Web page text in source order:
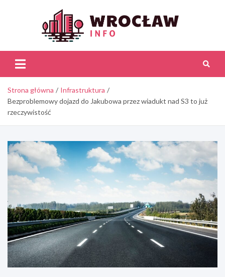
Strona główna
Infrastruktura
Bezproblemowy dojazd do Jakubowa przez wiadukt nad S3 to już
rzeczywistość